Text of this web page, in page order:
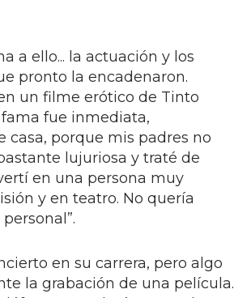
a ello... la actuación y los
pronto la encadenaron.
un filme erótico de Tinto
fue inmediata,
casa, porque mis padres no
lujuriosa y traté de
en una persona muy
y en teatro. No quería
en su carrera, pero algo
la grabación de una película.